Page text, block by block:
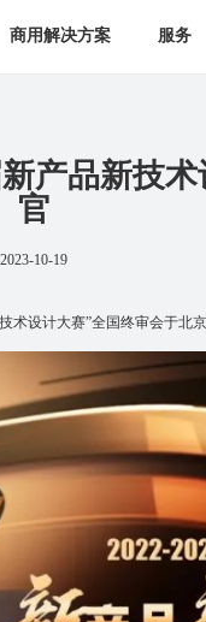
商用解决方案 服务
产品新技
官
2023-10-19
术设计大赛”全国终审会于北京